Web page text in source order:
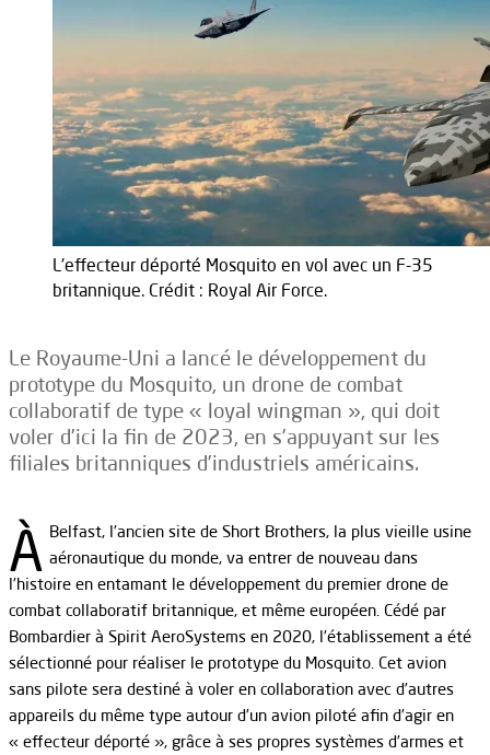
L'effecteur déporté Mosquito en vol avec un F-35
britannique. Crédit : Royal Air Force.
Le Royaume-Uni a lancé le développement du
prototype du Mosquito, un drone de combat
collaboratif de type « loyal wingman », qui doit
voler d’ici la fin de 2023, en s’appuyant sur les
filiales britanniques d’industriels américains.
À Belfast, l’ancien site de Short Brothers, la plus vieille usine
aéronautique du monde, va entrer de nouveau dans
l’histoire en entamant le développement du premier drone de
combat collaboratif britannique, et même européen. Cédé par
Bombardier à Spirit AeroSystems en 2020, l’établissement a été
sélectionné pour réaliser le prototype du Mosquito. Cet avion
sans pilote sera destiné à voler en collaboration avec d’autres
appareils du même type autour d’un avion piloté afin d’agir en
« effecteur déporté », grâce à ses propres systèmes d’armes et